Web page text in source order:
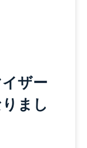
ザー
まし